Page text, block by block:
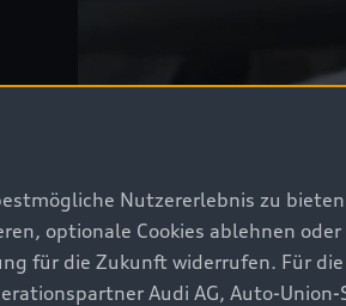
Nutzererlebnis zu
optionale Cookies ablehnen
für die Zukunft widerrufen. Für
Audi AG, Auto-